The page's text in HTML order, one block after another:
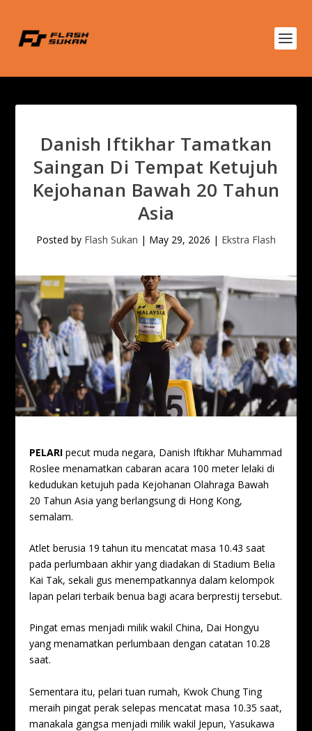
Danish Iftikhar Tamatkan
Saingan Di Tempat Ketujuh
Kejohanan Bawah 20 Tahun
Asia
Posted by Flash Sukan | May 29, 2026 | Ekstra Flash
PELARI pecut muda negara, Danish Iftikhar Muhammad
Roslee menamatkan cabaran acara 100 meter lelaki di
kedudukan ketujuh pada Kejohanan Olahraga Bawah
20 Tahun Asia yang berlangsung di Hong Kong,
semalam.
Atlet berusia 19 tahun itu mencatat masa 10.43 saat
pada perlumbaan akhir yang diadakan di Stadium Belia
Kai Tak, sekali gus menempatkannya dalam kelompok
lapan pelari terbaik benua bagi acara berprestij tersebut.
Pingat emas menjadi milik wakil China, Dai Hongyu
yang menamatkan perlumbaan dengan catatan 10.28
saat.
Sementara itu, pelari tuan rumah, Kwok Chung Ting
meraih pingat perak selepas mencatat masa 10.35 saat,
manakala gangsa menjadi milik wakil Jepun, Yasukawa